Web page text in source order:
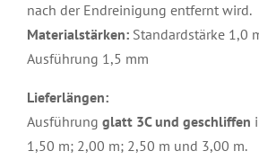
nach der Endreinigung entfernt wird.
Materialstärken: Standardstärke 1,0
Ausführung 1,5 mm
Lieferlängen:
Ausführung glatt 3C und geschliffen
1,50 m; 2,00 m; 2,50 m und 3,00 m.